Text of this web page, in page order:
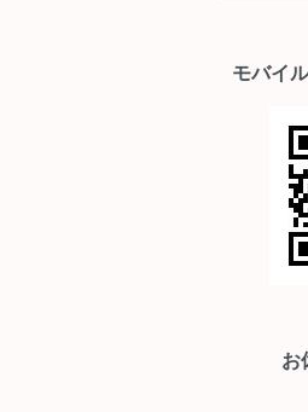
モバイ
お